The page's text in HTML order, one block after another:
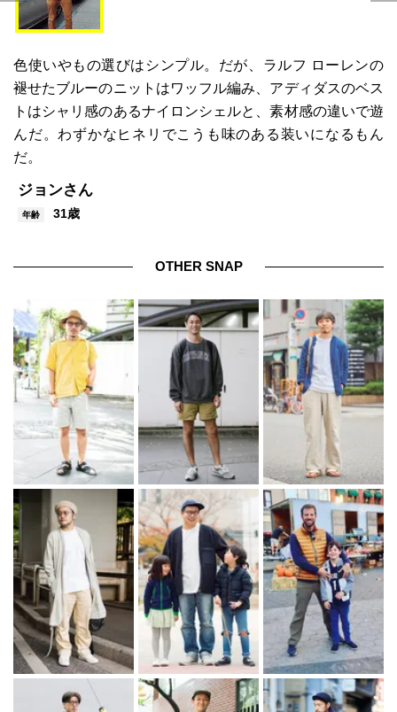
色使いやもの選びはシンプル。だが、ラルフ ローレンの
褪せたブルーのニットはワッフル編み、アディダスのベス
トはシャリ感のあるナイロンシェルと、素材感の違いで遊
んだ。わずかなヒネリでこうも味のある装いになるもん
だ。
ジョンさん
年齢 31歳
OTHER SNAP